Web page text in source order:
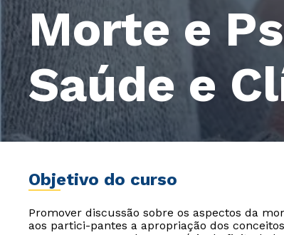
Morte e
Saúde e
Objetivo do curso
Promover discussão sobre os aspectos da
aos partici-pantes a apropriação dos